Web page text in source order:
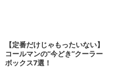
【定番だけじゃもったいない】
コールマンの“今どき”クーラー
ボックス7選！